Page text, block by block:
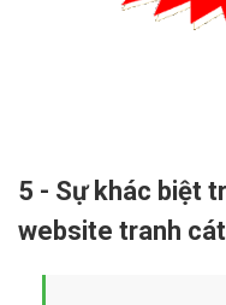
5 - Sự khác biệt
website tranh